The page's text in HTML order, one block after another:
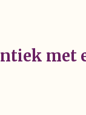
met